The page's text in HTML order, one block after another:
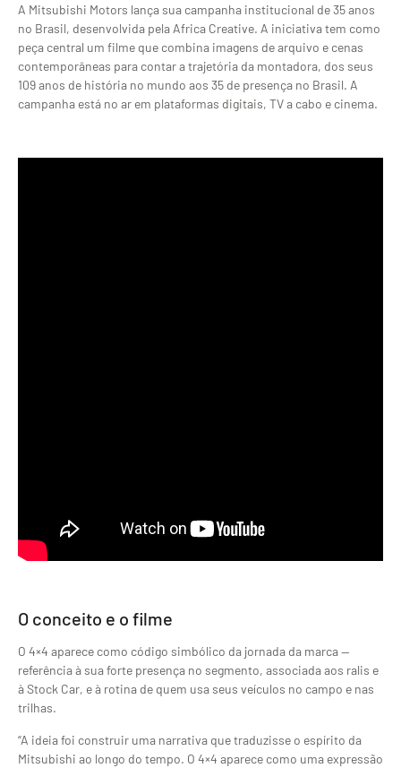
A Mitsubishi Motors lança sua campanha institucional de 35 anos
no Brasil, desenvolvida pela Africa Creative. A iniciativa tem como
peça central um filme que combina imagens de arquivo e cenas
contemporâneas para contar a trajetória da montadora, dos seus
109 anos de história no mundo aos 35 de presença no Brasil. A
campanha está no ar em plataformas digitais, TV a cabo e cinema.
O conceito e o filme
O 4×4 aparece como código simbólico da jornada da marca —
referência à sua forte presença no segmento, associada aos ralis e
à Stock Car, e à rotina de quem usa seus veículos no campo e nas
trilhas.
“A ideia foi construir uma narrativa que traduzisse o espírito da
Mitsubishi ao longo do tempo. O 4×4 aparece como uma expressão